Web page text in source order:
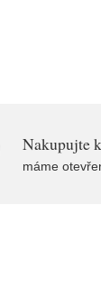
Nakupujte
máme